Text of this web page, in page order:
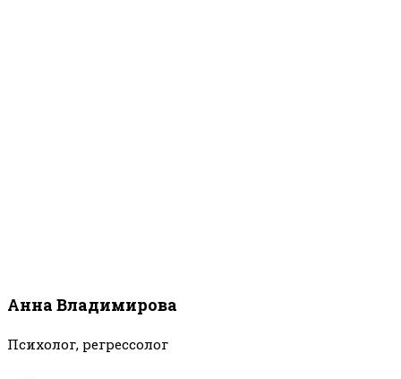
Анна Владимирова
Психолог, регрессолог